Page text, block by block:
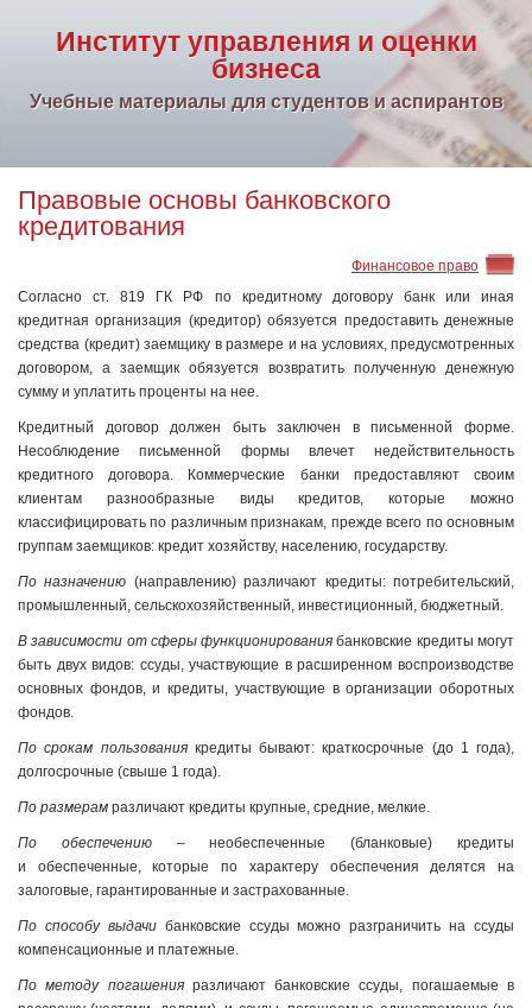
Институт управления и оценки
бизнеса
Учебные материалы для студентов и аспирантов
Правовые основы банковского
кредитования
Финансовое право
Согласно ст. 819 ГК РФ по кредитному договору банк или иная
кредитная организация (кредитор) обязуется предоставить денежные
средства (кредит) заемщику в размере и на условиях, предусмотренных
договором, а заемщик обязуется возвратить полученную денежную
сумму и уплатить проценты на нее.
Кредитный договор должен быть заключен в письменной форме.
Несоблюдение письменной формы влечет недействительность
кредитного договора. Коммерческие банки предоставляют своим
клиентам разнообразные виды кредитов, которые можно
классифицировать по различным признакам, прежде всего по основным
группам заемщиков: кредит хозяйству, населению, государству.
По назначению (направлению) различают кредиты: потребительский,
промышленный, сельскохозяйственный, инвестиционный, бюджетный.
В зависимости от сферы функционирования банковские кредиты могут
быть двух видов: ссуды, участвующие в расширенном воспроизводстве
основных фондов, и кредиты, участвующие в организации оборотных
фондов.
По срокам пользованиякредиты бывают: краткосрочные (до 1 года),
долгосрочные (свыше 1 года).
По размерам различают кредиты крупные, средние, мелкие.
По обеспечению– необеспеченные (бланковые) кредиты
и обеспеченные, которые по характеру обеспечения делятся на
залоговые, гарантированные и застрахованные.
По способу выдачибанковские ссуды можно разграничить на ссуды
компенсационные и платежные.
По методу погашенияразличают банковские ссуды, погашаемые в